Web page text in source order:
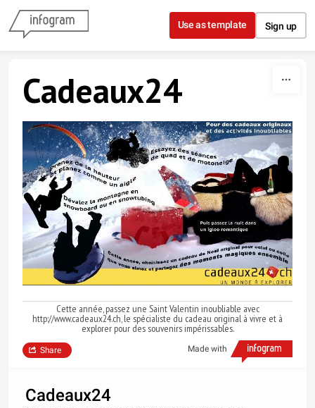
Skip to content
Use as template Sign up
Cadeaux24
Cette année, passez une Saint Valentin inoubliable avec
http://www.cadeaux24.ch, le spécialiste du cadeau original à vivre et à
explorer pour des souvenirs impérissables.
Made with
Share
Cadeaux24